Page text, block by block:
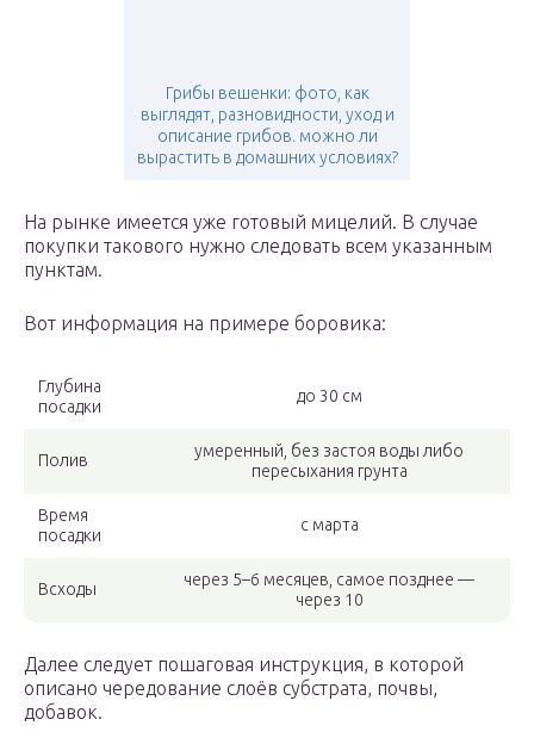
Грибы вешенки: фото, как
выглядят, разновидности, уход и
описание грибов. можно ли
вырастить в домашних условиях?
На рынке имеется уже готовый мицелий. В случае
покупки такового нужно следовать всем указанным
пунктам.
Вот информация на примере боровика:
Глубина
посадки
до 30 см
Полив
умеренный, без застоя воды либо
пересыхания грунта
Время
посадки
с марта
Всходы
через 5–6 месяцев, самое позднее —
через 10
Далее следует пошаговая инструкция, в которой
описано чередование слоёв субстрата, почвы,
добавок.